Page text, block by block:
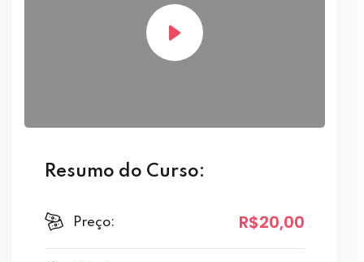
Resumo do Curso:
Preço: R$20,00